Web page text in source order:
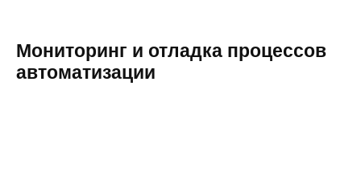
Мониторинг и отладка процессов
автоматизации